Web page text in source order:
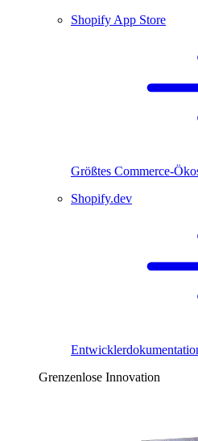
Shopify App Store
Größtes Commerce-
Shopify.dev
Grenzenlose Innovation